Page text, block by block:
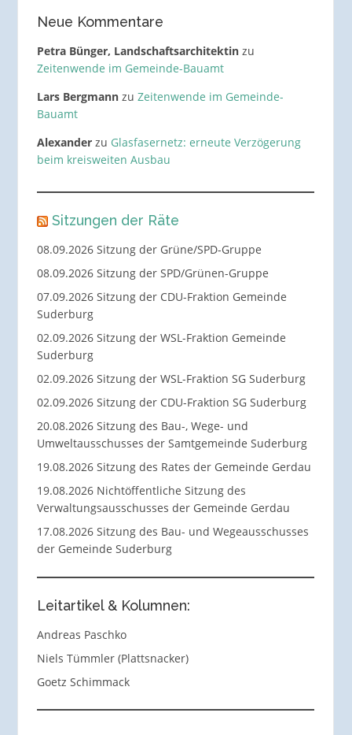
Neue Kommentare
Petra Bünger, Landschaftsarchitektinzu
Zeitenwende im Gemeinde-Bauamt
Lars Bergmannzu Zeitenwende im Gemeinde-
Bauamt
Alexanderzu Glasfasernetz: erneute Verzögerung
beim kreisweiten Ausbau
Sitzungen der Räte
08.09.2026 Sitzung der Grüne/SPD-Gruppe
08.09.2026 Sitzung der SPD/Grünen-Gruppe
07.09.2026 Sitzung der CDU-Fraktion Gemeinde
Suderburg
02.09.2026 Sitzung der WSL-Fraktion Gemeinde
Suderburg
02.09.2026 Sitzung der WSL-Fraktion SG Suderburg
02.09.2026 Sitzung der CDU-Fraktion SG Suderburg
20.08.2026 Sitzung des Bau-, Wege- und
Umweltausschusses der Samtgemeinde Suderburg
19.08.2026 Sitzung des Rates der Gemeinde Gerdau
19.08.2026 Nichtöffentliche Sitzung des
Verwaltungsausschusses der Gemeinde Gerdau
17.08.2026 Sitzung des Bau- und Wegeausschusses
der Gemeinde Suderburg
Leitartikel & Kolumnen:
Andreas Paschko
Niels Tümmler (Plattsnacker)
Goetz Schimmack